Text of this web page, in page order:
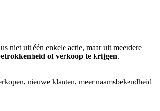
niet uit één enkele actie, maar uit meerdere
of verkoop te krijgen.
nieuwe klanten, meer naamsbekendheid